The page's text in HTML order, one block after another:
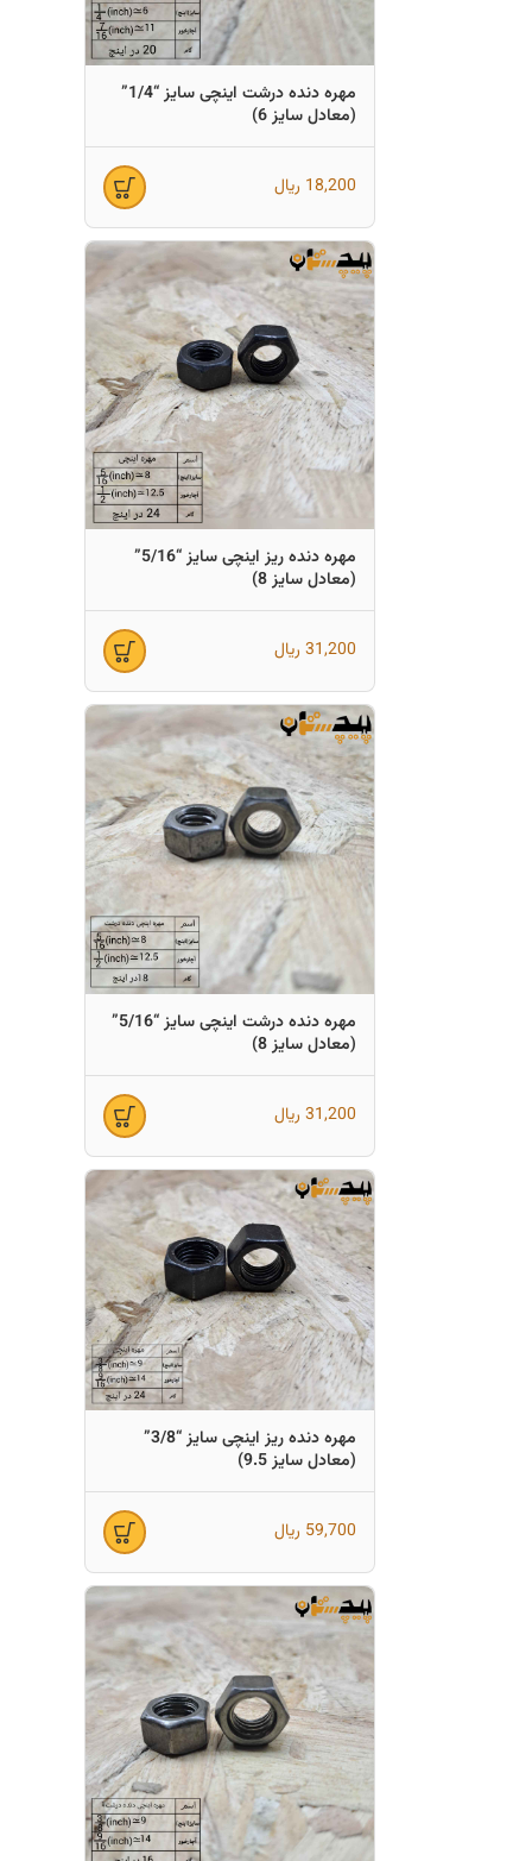
مهره دنده درشت اینچی سایز “1/4”
(معادل سایز 6)
18,200 ریال
مهره دنده ریز اینچی سایز “5/16”
(معادل سایز 8)
31,200 ریال
مهره دنده درشت اینچی سایز “5/16”
(معادل سایز 8)
31,200 ریال
مهره دنده ریز اینچی سایز “3/8”
(معادل سایز 9.5)
59,700 ریال